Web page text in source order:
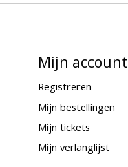
Mijn account
Registreren
Mijn bestellingen
Mijn tickets
Mijn verlanglijst